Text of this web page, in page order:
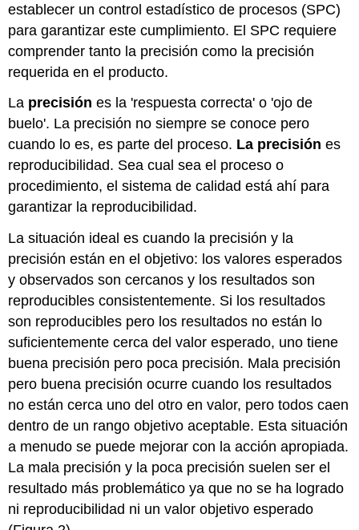
establecer un control estadístico de procesos (SPC)
para garantizar este cumplimiento. El SPC requiere
comprender tanto la precisión como la precisión
requerida en el producto.
La precisión es la 'respuesta correcta' o 'ojo de
buelo'. La precisión no siempre se conoce pero
cuando lo es, es parte del proceso. La precisión es
reproducibilidad. Sea cual sea el proceso o
procedimiento, el sistema de calidad está ahí para
garantizar la reproducibilidad.
La situación ideal es cuando la precisión y la
precisión están en el objetivo: los valores esperados
y observados son cercanos y los resultados son
reproducibles consistentemente. Si los resultados
son reproducibles pero los resultados no están lo
suficientemente cerca del valor esperado, uno tiene
buena precisión pero poca precisión. Mala precisión
pero buena precisión ocurre cuando los resultados
no están cerca uno del otro en valor, pero todos caen
dentro de un rango objetivo aceptable. Esta situación
a menudo se puede mejorar con la acción apropiada.
La mala precisión y la poca precisión suelen ser el
resultado más problemático ya que no se ha logrado
ni reproducibilidad ni un valor objetivo esperado